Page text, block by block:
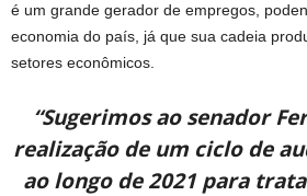
é um grande gerador de empregos,
economia do país, já que sua cadeia
setores econômicos.
“Sugerimos ao senador
realização de um ciclo de
ao longo de 2021 para